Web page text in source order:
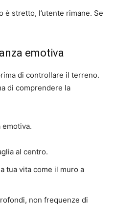
è stretto, l’utente rimane. Se
emotiva
di controllare il terreno.
di comprendere la
emotiva.
al centro.
tua vita come il muro a
non frequenze di